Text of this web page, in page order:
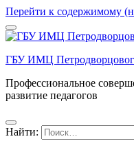
Перейти к содержимому
ГБУ ИМЦ
Профессиональное
развитие педагогов
Найти: